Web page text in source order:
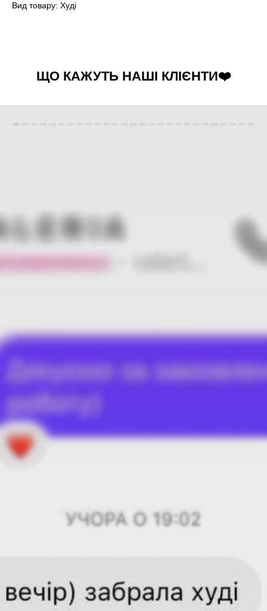
Вид товару: Худі
ЩО КАЖУТЬ НАШІ КЛІЄНТИ❤️